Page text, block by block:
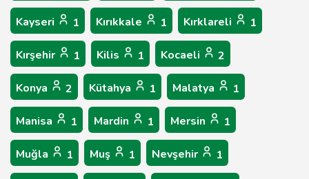
Kayseri 1 Kırıkkale 1 Kırklareli 1
Kırşehir 1 Kilis 1 Kocaeli 2
Konya 2 Kütahya 1 Malatya 1
Manisa 1 Mardin 1 Mersin 1
Muğla 1 Muş 1 Nevşehir 1